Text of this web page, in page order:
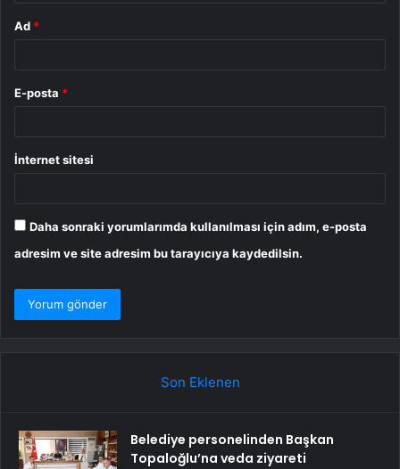
Ad *
E-posta *
İnternet sitesi
Daha sonraki yorumlarımda kullanılması için adım, e-posta
adresim ve site adresim bu tarayıcıya kaydedilsin.
Son Eklenen
Belediye personelinden Başkan
Topaloğlu’na veda ziyareti